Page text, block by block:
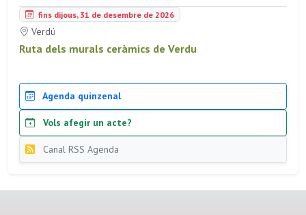
fins dijous, 31 de desembre de 2026
Verdú
Ruta dels murals ceràmics de Verdu
Agenda quinzenal
Vols afegir un acte?
Canal RSS Agenda